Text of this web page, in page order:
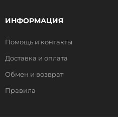
ИНФОРМАЦИЯ
Помощь и контакты
Доставка и оплата
Обмен и возврат
Правила